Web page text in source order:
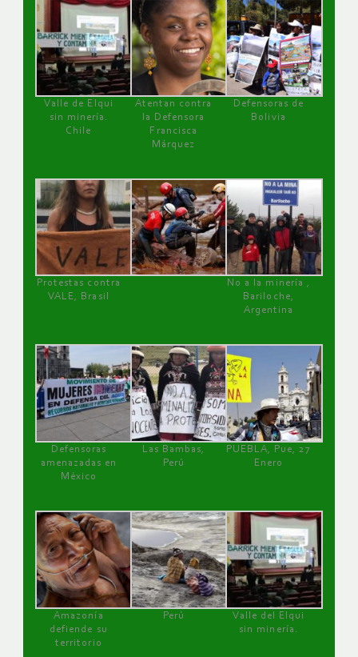
Valle de Elqui
sin minería.
Chile
Atentan contra
la Defensora
Francisca
Márquez
Defensoras de
Bolivia
Protestas contra
VALE, Brasil
No a la minería ,
Bariloche,
Argentina
Defensoras
amenazadas en
México
Las Bambas,
Perú
PUEBLA, Pue, 27
Enero
Amazonía
defiende su
territorio
Perú
Valle del Elqui
sin minería.